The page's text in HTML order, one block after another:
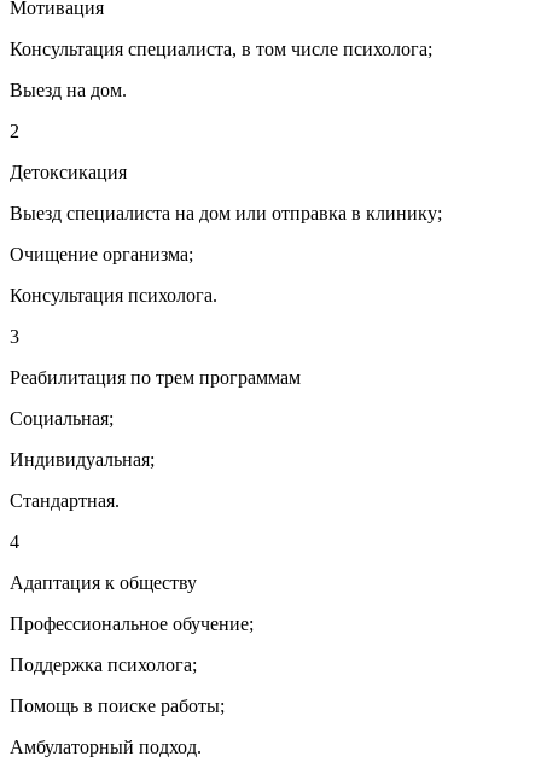
Мотивация
Консультация специалиста, в том числе психолога;
Выезд на дом.
2
Детоксикация
Выезд специалиста на дом или отправка в клинику;
Очищение организма;
Консультация психолога.
3
Реабилитация по трем программам
Социальная;
Индивидуальная;
Стандартная.
4
Адаптация к обществу
Профессиональное обучение;
Поддержка психолога;
Помощь в поиске работы;
Амбулаторный подход.